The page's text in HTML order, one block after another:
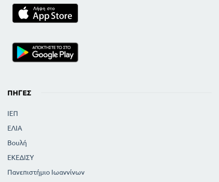
ΠΗΓΈΣ
ΙΕΠ
ΕΛΙΑ
Βουλή
ΕΚΕΔΙΣΥ
Πανεπιστήμιο Ιωαννίνων